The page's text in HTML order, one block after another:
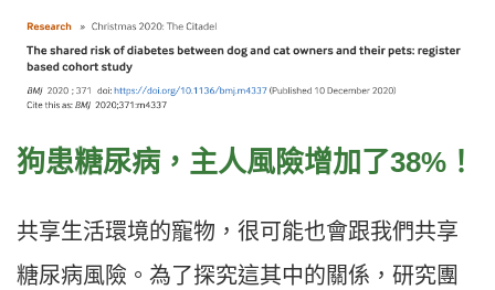
狗患糖尿病，主人風險增加了38%！
共享生活環境的寵物，很可能也會跟我們共享
糖尿病風險。為了探究這其中的關係，研究團